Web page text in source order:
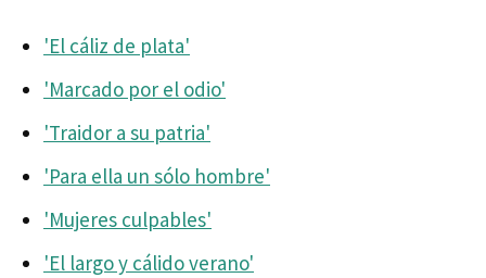
'El cáliz de plata'
'Marcado por el odio'
'Traidor a su patria'
'Para ella un sólo hombre'
'Mujeres culpables'
'El largo y cálido verano'